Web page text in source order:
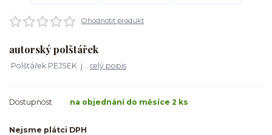
Ohodnotit produkt
autorský polštářek
Polštářek PEJSEK j... celý popis
Dostupnost na objednání do měsíce 2 ks
Nejsme plátci DPH